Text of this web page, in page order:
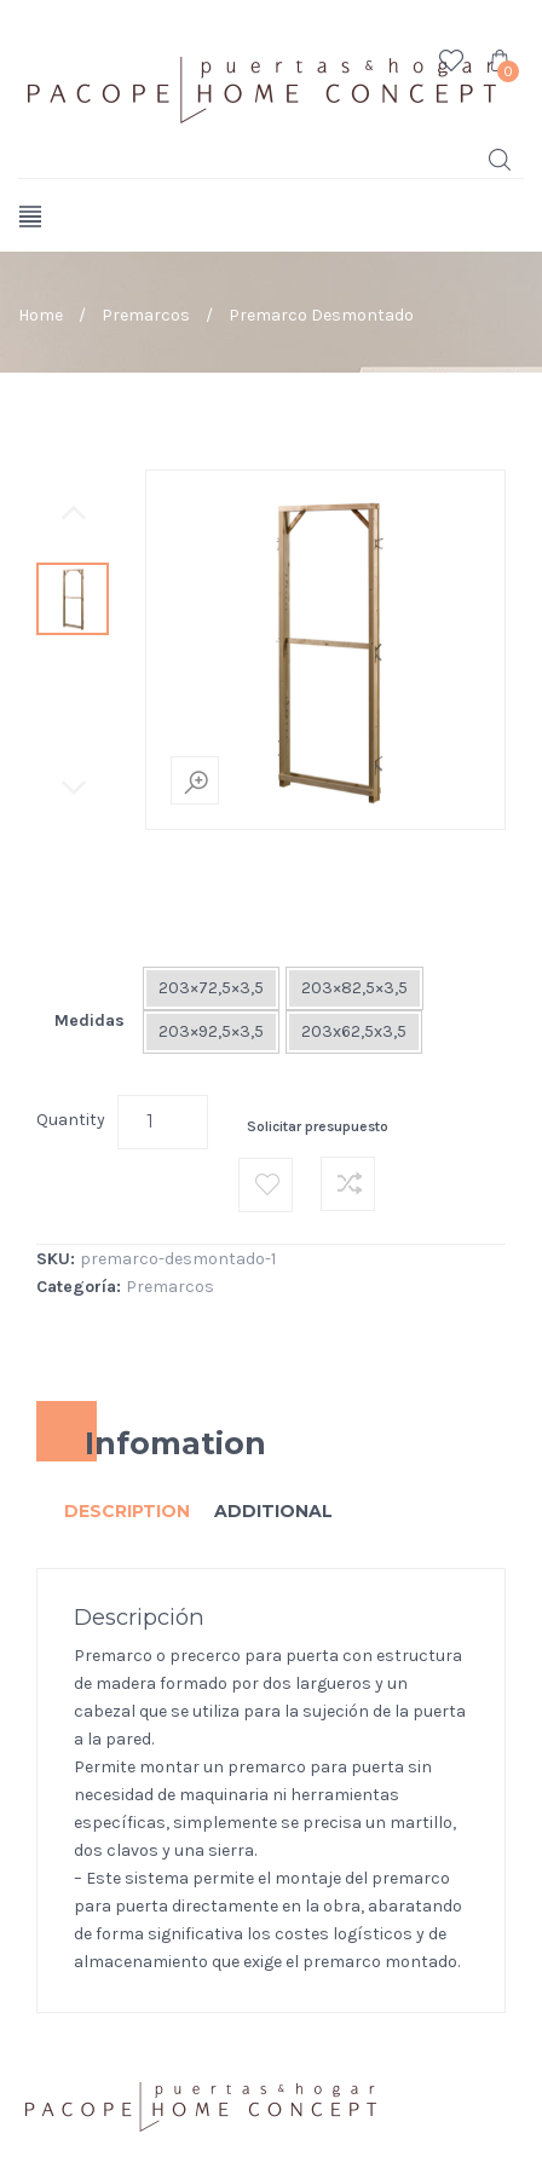
0
Home / Premarcos / Premarco Desmontado
Medidas
203×72,5×3,5 203×82,5×3,5
203×92,5×3,5 203x62,5x3,5
Quantity Solicitar presupuesto
SKU: premarco-desmontado-1
Categoría: Premarcos
Infomation
DESCRIPTION ADDITIONAL
Descripción
Premarco o precerco para puerta con estructura
de madera formado por dos largueros y un
cabezal que se utiliza para la sujeción de la puerta
a la pared.
Permite montar un premarco para puerta sin
necesidad de maquinaria ni herramientas
específicas, simplemente se precisa un martillo,
dos clavos y una sierra.
– Este sistema permite el montaje del premarco
para puerta directamente en la obra, abaratando
de forma significativa los costes logísticos y de
almacenamiento que exige el premarco montado.